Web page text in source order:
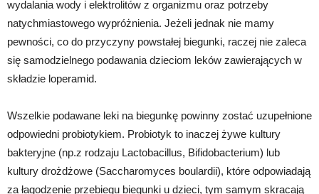
wydalania wody i elektrolitów z organizmu oraz potrzeby
natychmiastowego wypróżnienia. Jeżeli jednak nie mamy
pewności, co do przyczyny powstałej biegunki, raczej nie zaleca
się samodzielnego podawania dzieciom leków zawierających w
składzie loperamid.
Wszelkie podawane leki na biegunkę powinny zostać uzupełnione
odpowiedni probiotykiem. Probiotyk to inaczej żywe kultury
bakteryjne (np.z rodzaju Lactobacillus, Bifidobacterium) lub
kultury drożdżowe (Saccharomyces boulardii), które odpowiadają
za łagodzenie przebiegu biegunki u dzieci, tym samym skracają